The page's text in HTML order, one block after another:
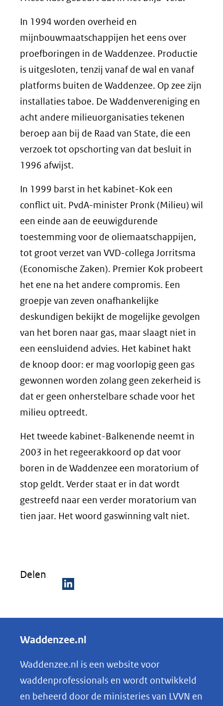
In 1994 worden overheid en
mijnbouwmaatschappijen het eens over
proefboringen in de Waddenzee. Productie
is uitgesloten, tenzij vanaf de wal en vanaf
platforms buiten de Waddenzee. Op zee zijn
installaties taboe. De Waddenvereniging en
acht andere milieuorganisaties tekenen
beroep aan bij de Raad van State, die een
verzoek tot opschorting van dat besluit in
1996 afwijst.
In 1999 barst in het kabinet-Kok een
conflict uit. PvdA-minister Pronk (Milieu) wil
een einde aan de eeuwigdurende
toestemming voor de oliemaatschappijen,
tot groot verzet van VVD-collega Jorritsma
(Economische Zaken). Premier Kok probeert
het ene na het andere compromis. Een
groepje van zeven onafhankelijke
deskundigen bekijkt de mogelijke gevolgen
van het boren naar gas, maar slaagt niet in
een eensluidend advies. Het kabinet hakt
de knoop door: er mag voorlopig geen gas
gewonnen worden zolang geen zekerheid is
dat er geen onherstelbare schade voor het
milieu optreedt.
Het tweede kabinet-Balkenende neemt in
2003 in het regeerakkoord op dat voor
boren in de Waddenzee een moratorium of
stop geldt. Verder staat er in dat wordt
gestreefd naar een verder moratorium van
tien jaar. Het woord gaswinning valt niet.
Delen
e
e
n
o
p
Waddenzee.nl
Waddenzee.nl is een website voor
waddenprofessionals en wordt ontwikkeld
en beheerd door de ministeries van LVVN en